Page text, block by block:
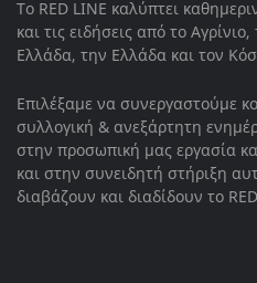
Το RED LINE καλύπτει
και τις ειδήσεις από το
Ελλάδα, την Ελλάδα και τον
Επιλέξαμε να συνεργαστούμε
συλλογική & ανεξάρτητη
στην προσωπική μας εργασία
και στην συνειδητή στήριξη
διαβάζουν και διαδίδουν το